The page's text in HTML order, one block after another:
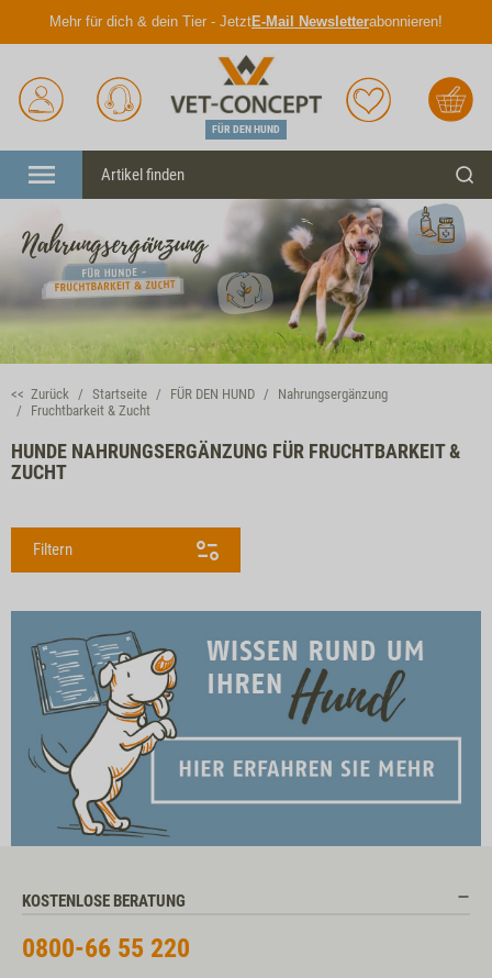
Mehr für dich & dein Tier - JetztE-Mail Newsletterabonnieren!
Anmelden
Unser
Service
FÜR DEN HUND
Merkliste Warenkorb
Menü
<< Zurück Startseite FÜR DEN HUND
Nahrungsergänzung
Fruchtbarkeit & Zucht
HUNDE NAHRUNGSERGÄNZUNG FÜR FRUCHTBARKEIT &
ZUCHT
Filtern
KOSTENLOSE BERATUNG
0800-66 55 220